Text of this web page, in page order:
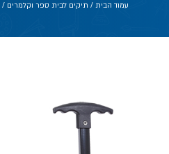
עמוד הבית / תיקים לבית ספר וקלמרים /